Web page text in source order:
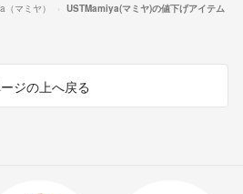
（マミヤ） USTMamiya(マミヤ)の値下げアイテム
ジの上へ戻る